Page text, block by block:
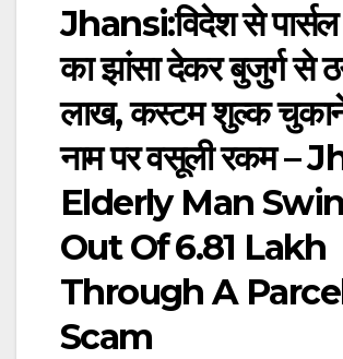
Jhansi:विदेश से
का झांसा देकर बुजुर्ग से
लाख, कस्टम शुल्क
नाम पर वसूली रकम –
Elderly Man
Out Of ₹6.81 Lakh
Through A
Scam